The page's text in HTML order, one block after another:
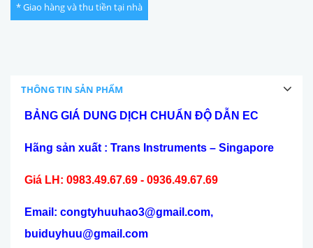
* Giao hàng và thu tiền tại nhà
THÔNG TIN SẢN PHẨM
BẢNG GIÁ DUNG DỊCH CHUẨN ĐỘ DẪN EC
Hãng sản xuất : Trans Instruments – Singapore
Giá LH: 0983.49.67.69 - 0936.49.67.69
Email: congtyhuuhao3@gmail.com,
buiduyhuu@gmail.com